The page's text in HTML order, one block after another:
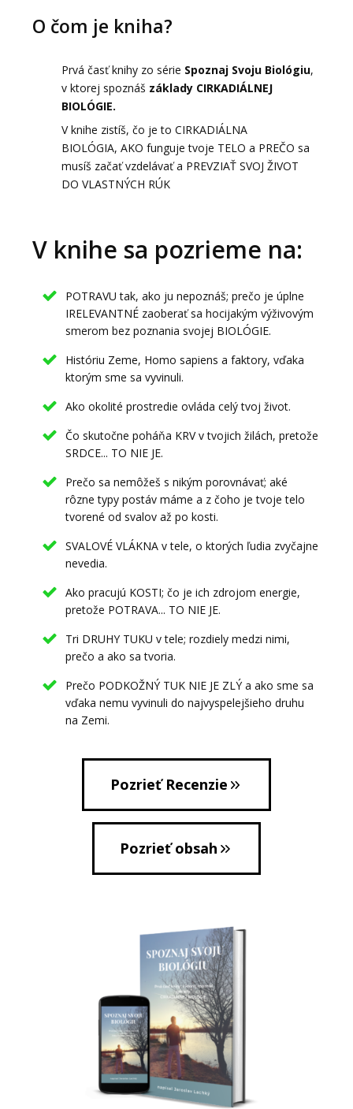
O čom je kniha?
Prvá časť knihy zo série Spoznaj Svoju Biológiu,
v ktorej spoznáš základy CIRKADIÁLNEJ
BIOLÓGIE.
V knihe zistíš, čo je to CIRKADIÁLNA
BIOLÓGIA, AKO funguje tvoje TELO a PREČO sa
musíš začať vzdelávať a PREVZIAŤ SVOJ ŽIVOT
DO VLASTNÝCH RÚK
V knihe sa pozrieme na:
POTRAVU tak, ako ju nepoznáš; prečo je úplne
IRELEVANTNÉ zaoberať sa hocijakým výživovým
smerom bez poznania svojej BIOLÓGIE.
Históriu Zeme, Homo sapiens a faktory, vďaka
ktorým sme sa vyvinuli.
Ako okolité prostredie ovláda celý tvoj život.
Čo skutočne poháňa KRV v tvojich žilách, pretože
SRDCE... TO NIE JE.
Prečo sa nemôžeš s nikým porovnávať; aké
rôzne typy postáv máme a z čoho je tvoje telo
tvorené od svalov až po kosti.
SVALOVÉ VLÁKNA v tele, o ktorých ľudia zvyčajne
nevedia.
Ako pracujú KOSTI; čo je ich zdrojom energie,
pretože POTRAVA... TO NIE JE.
Tri DRUHY TUKU v tele; rozdiely medzi nimi,
prečo a ako sa tvoria.
Prečo PODKOŽNÝ TUK NIE JE ZLÝ a ako sme sa
vďaka nemu vyvinuli do najvyspelejšieho druhu
na Zemi.
Pozrieť Recenzie
Pozrieť obsah